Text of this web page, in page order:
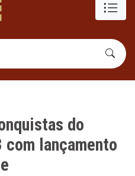
do
lançamento